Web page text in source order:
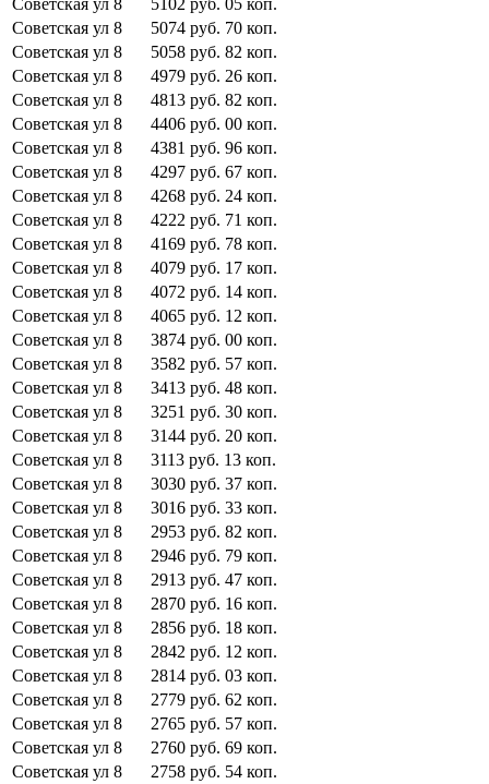
Советская ул 8 5102 руб. 05 коп.
Советская ул 8 5074 руб. 70 коп.
Советская ул 8 5058 руб. 82 коп.
Советская ул 8 4979 руб. 26 коп.
Советская ул 8 4813 руб. 82 коп.
Советская ул 8 4406 руб. 00 коп.
Советская ул 8 4381 руб. 96 коп.
Советская ул 8 4297 руб. 67 коп.
Советская ул 8 4268 руб. 24 коп.
Советская ул 8 4222 руб. 71 коп.
Советская ул 8 4169 руб. 78 коп.
Советская ул 8 4079 руб. 17 коп.
Советская ул 8 4072 руб. 14 коп.
Советская ул 8 4065 руб. 12 коп.
Советская ул 8 3874 руб. 00 коп.
Советская ул 8 3582 руб. 57 коп.
Советская ул 8 3413 руб. 48 коп.
Советская ул 8 3251 руб. 30 коп.
Советская ул 8 3144 руб. 20 коп.
Советская ул 8 3113 руб. 13 коп.
Советская ул 8 3030 руб. 37 коп.
Советская ул 8 3016 руб. 33 коп.
Советская ул 8 2953 руб. 82 коп.
Советская ул 8 2946 руб. 79 коп.
Советская ул 8 2913 руб. 47 коп.
Советская ул 8 2870 руб. 16 коп.
Советская ул 8 2856 руб. 18 коп.
Советская ул 8 2842 руб. 12 коп.
Советская ул 8 2814 руб. 03 коп.
Советская ул 8 2779 руб. 62 коп.
Советская ул 8 2765 руб. 57 коп.
Советская ул 8 2760 руб. 69 коп.
Советская ул 8 2758 руб. 54 коп.